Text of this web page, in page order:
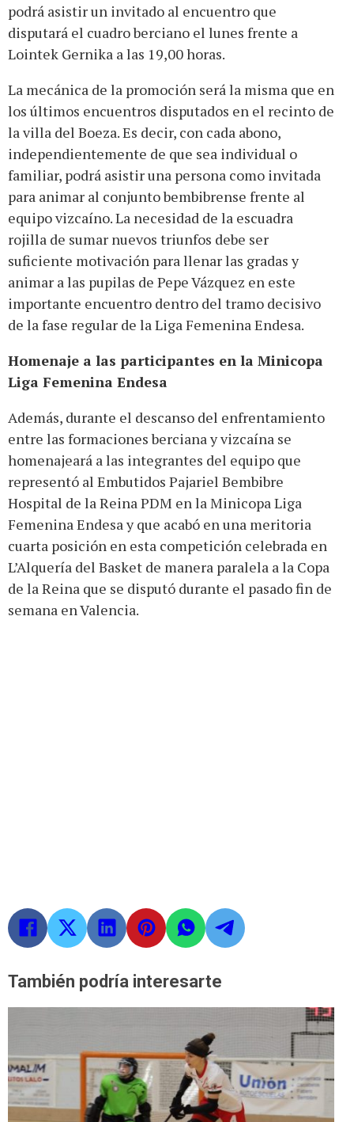
podrá asistir un invitado al encuentro que
disputará el cuadro berciano el lunes frente a
Lointek Gernika a las 19,00 horas.
La mecánica de la promoción será la misma que en
los últimos encuentros disputados en el recinto de
la villa del Boeza. Es decir, con cada abono,
independientemente de que sea individual o
familiar, podrá asistir una persona como invitada
para animar al conjunto bembibrense frente al
equipo vizcaíno. La necesidad de la escuadra
rojilla de sumar nuevos triunfos debe ser
suficiente motivación para llenar las gradas y
animar a las pupilas de Pepe Vázquez en este
importante encuentro dentro del tramo decisivo
de la fase regular de la Liga Femenina Endesa.
Homenaje a las participantes en la Minicopa
Liga Femenina Endesa
Además, durante el descanso del enfrentamiento
entre las formaciones berciana y vizcaína se
homenajeará a las integrantes del equipo que
representó al Embutidos Pajariel Bembibre
Hospital de la Reina PDM en la Minicopa Liga
Femenina Endesa y que acabó en una meritoria
cuarta posición en esta competición celebrada en
L’Alquería del Basket de manera paralela a la Copa
de la Reina que se disputó durante el pasado fin de
semana en Valencia.
También podría interesarte